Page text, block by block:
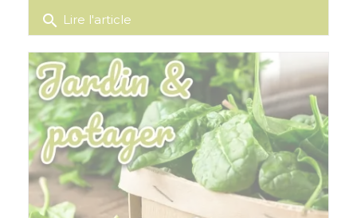
search Lire l'article